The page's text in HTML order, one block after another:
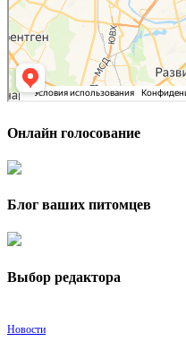
Онлайн голосование
Блог ваших питомцев
Выбор редактора
Новости